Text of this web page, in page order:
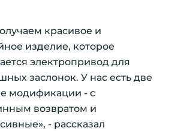
красивое и
изделие, которое
электропривод для
заслонок. У нас есть две
модификации - с
возвратом и
- рассказал